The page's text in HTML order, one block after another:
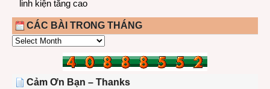
linh kiện tăng cao
CÁC BÀI TRONG THÁNG
CÁC
THÁNG
Cảm Ơn Bạn – Thanks